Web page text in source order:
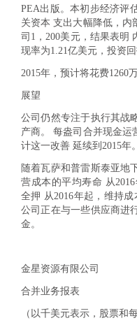
PEA出版。本初步经济评
关资本 支出大幅降低，内
司1，200美元，结果表明
现率为1.21亿美元，投资
2015年，预计将花费1260
展望
公司仍然专注于执行其战
产商。 每盎司合并现金运
计这一改善 延续到2015年。
随着瓦萨和普雷斯泰亚地
营成本的平均寿命 从
全押 从2016年起，维持成
公司正在与一些供应商进
金。
金星资源有限公司
合并业务报表
（以千美元表示，股票和